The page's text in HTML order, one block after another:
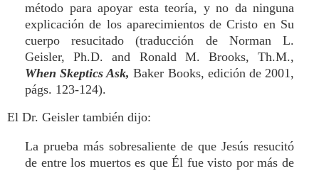
método para apoyar esta teoría, y no da ninguna
explicación de los aparecimientos de Cristo en Su
cuerpo resucitado (traducción de Norman L.
Geisler, Ph.D. and Ronald M. Brooks, Th.M.,
When Skeptics Ask, Baker Books, edición de 2001,
págs. 123-124).
El Dr. Geisler también dijo:
La prueba más sobresaliente de que Jesús resucitó
de entre los muertos es que Él fue visto por más de